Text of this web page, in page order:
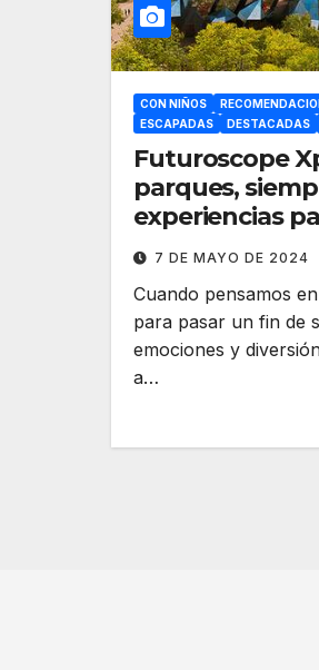
CON NIÑOS
ESCAPADAS
DESTACADAS
Futuroscope
parques,
experiencias
7 DE MAYO DE 2024
Cuando pensamos
para pasar un fin de
emociones y
a…